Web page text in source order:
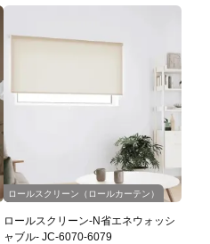
JCオリジナル
ロールスクリーン（ロールカーテン）
ロールスクリーン-N省エネウォッシ
ャブル- JC-6070-6079